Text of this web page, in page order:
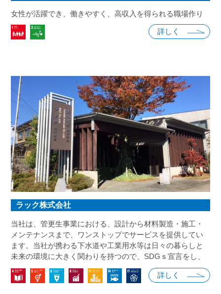
女性が活躍でき、働きやすく、高収入を得られる職場作り
詳しく
ラック株式会社
当社は、管更生事業における、設計から材料製造・施工・
メンテナンスまで、ワンストップでサービスを提供してい
ます。当社が携わる下水道や工業用水等は日々の暮らしと
未来の環境に大きく関わりを持つので、SDGｓ宣言をし、
持続可能な社会の実現に向けて、取り組みを進めて行きま
す。
詳しく